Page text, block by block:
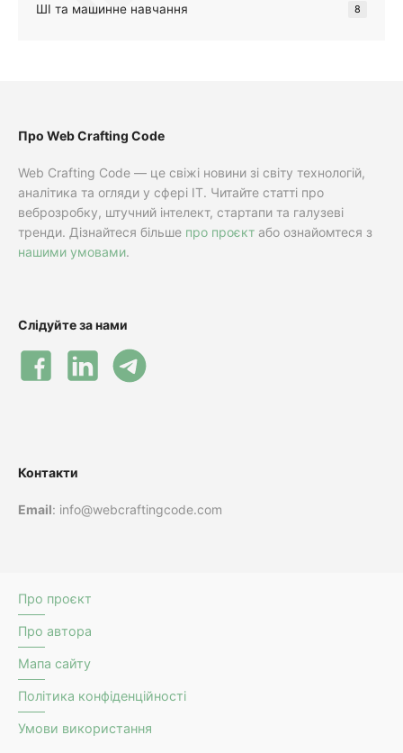
ШІ та машинне навчання 8
Про Web Crafting Code
Web Crafting Code — це свіжі новини зі світу технологій,
аналітика та огляди у сфері IT. Читайте статті про
веброзробку, штучний інтелект, стартапи та галузеві
тренди. Дізнайтеся більше про проєкт або ознайомтеся з
нашими умовами.
Слідуйте за нами
Контакти
Email: info@webcraftingcode.com
Про проєкт
Про автора
Мапа сайту
Політика конфіденційності
Умови використання